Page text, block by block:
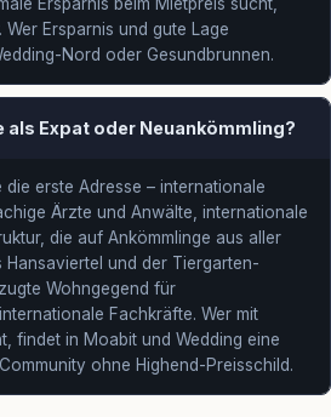
Ersparnis und gute Lage
Nord oder Gesundbrunnen.
als Expat oder Neuankömmling?
die erste Adresse – internationale
Ärzte und Anwälte, internationale
die auf Ankömmlinge aus aller
Hansaviertel und der Tiergarten-
Wohngegend für
Fachkräfte. Wer mit
findet in Moabit und Wedding eine
ohne Highend-Preisschild.